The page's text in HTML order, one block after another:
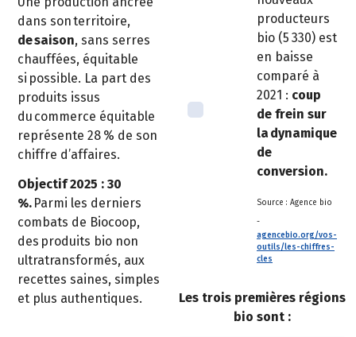
dans son territoire,
de saison, sans serres
chauffées, équitable
si possible. La part des
produits issus
du commerce équitable
représente 28 % de son
chiffre d’affaires.
Objectif 2025 : 30
%. Parmi les derniers
combats de Biocoop,
des produits bio non
ultratransformés, aux
recettes saines, simples
et plus authentiques.
producteurs
bio (5 330) est
en baisse
comparé à
2021 : coup
de frein sur
la dynamique
de
conversion.
Source : Agence bio
-
agencebio.org/vos-
outils/les-chiffres-
cles
Les trois premières régions
bio sont :